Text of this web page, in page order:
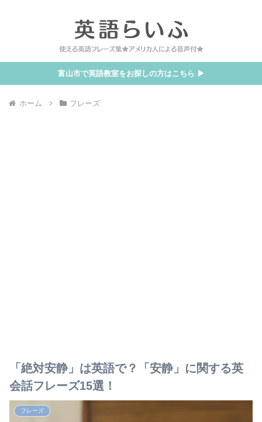
富山市で英語教室をお探しの方はこちら ▶
ホーム フレーズ
「絶対安静」は英語で？「安静」に関する英
会話フレーズ15選！
フレーズ